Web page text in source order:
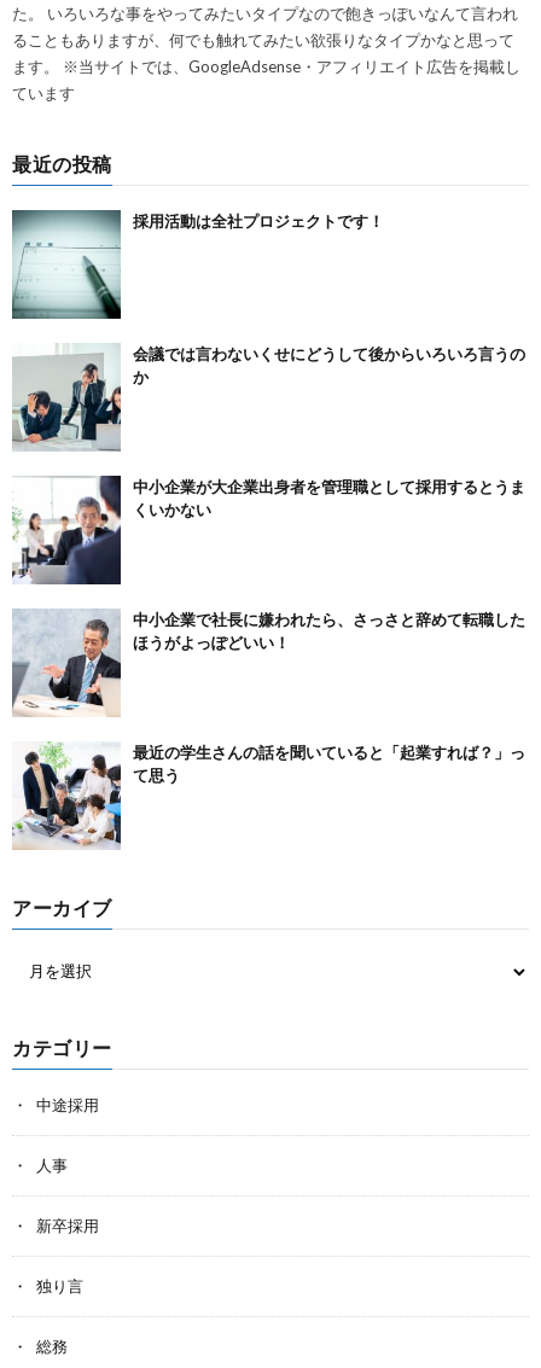
た。 いろいろな事をやってみたいタイプなので飽きっぽいなんて言われ
ることもありますが、何でも触れてみたい欲張りなタイプかなと思って
ます。 ※当サイトでは、GoogleAdsense・アフィリエイト広告を掲載し
ています
最近の投稿
採用活動は全社プロジェクトです！
会議では言わないくせにどうして後からいろいろ言うの
か
中小企業が大企業出身者を管理職として採用するとうま
くいかない
中小企業で社長に嫌われたら、さっさと辞めて転職した
ほうがよっぽどいい！
最近の学生さんの話を聞いていると「起業すれば？」っ
て思う
アーカイブ
カテゴリー
中途採用
人事
新卒採用
独り言
総務